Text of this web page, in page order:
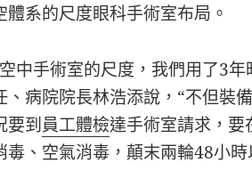
體系的尺度眼科手術室布局。
中手術室的尺度，我們用了3
、病院院長林浩添說，“不但裝
要到員工體檢達手術室請求，要
毒、空氣消毒，顛末兩輪48小